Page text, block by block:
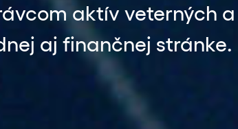
aktív veterných
aj finančnej stránke.